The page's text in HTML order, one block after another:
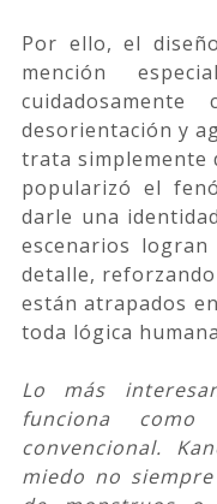
Por ello, el
mención
desorientación y
trata simplemente
popularizó el
darle una
escenarios
detalle,
están atrapados
toda lógica
Lo más
funciona
convencional.
miedo no